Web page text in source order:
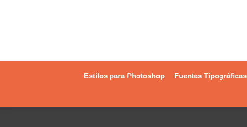
Estilos para Photoshop Fuentes Tipográficas